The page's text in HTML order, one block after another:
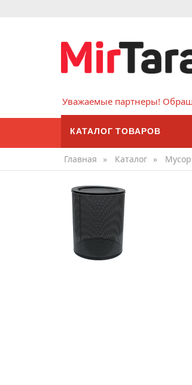
Уважаемые партнеры!
КАТАЛОГ ТОВАРОВ
Главная » Каталог »